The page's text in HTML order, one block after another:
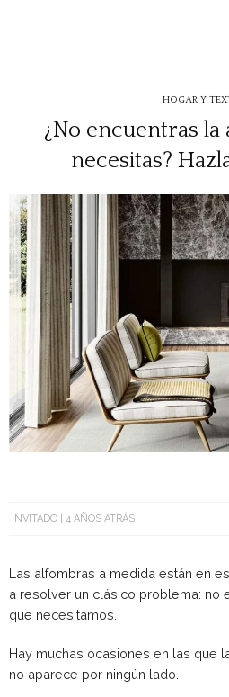
HOGAR Y
¿No encuentras
necesitas?
INVITADO 4 AÑOS ATRÁS
Las alfombras a medida están en
a resolver un clásico problema: no
que necesitamos.
Hay muchas ocasiones en las que
no aparece por ningún lado.